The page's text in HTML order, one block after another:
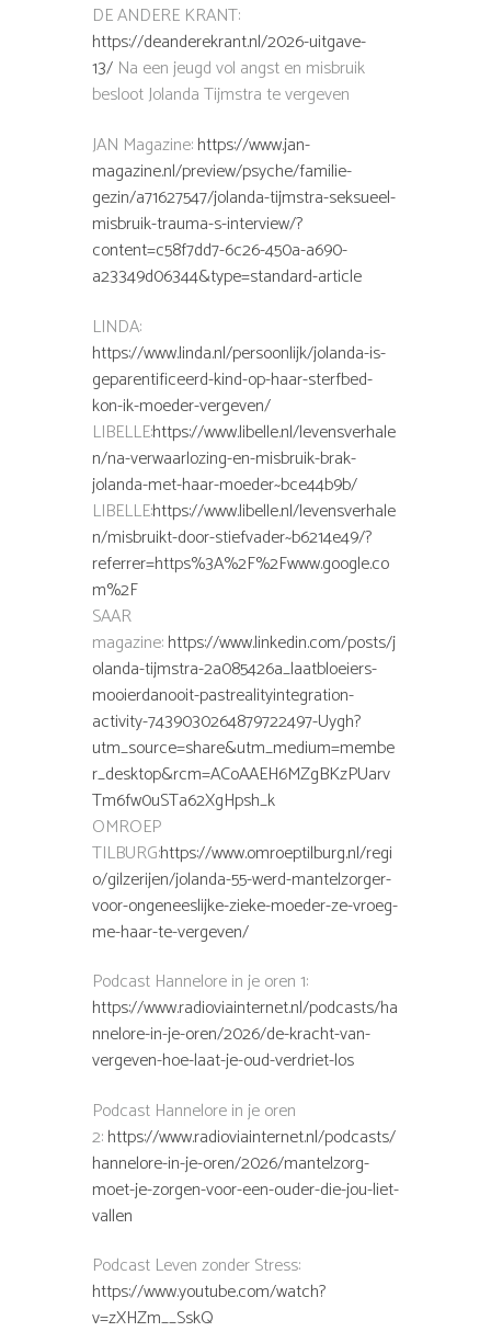
DE ANDERE KRANT:
https://deanderekrant.nl/2026-uitgave-
13/ Na een jeugd vol angst en misbruik
besloot Jolanda Tijmstra te vergeven
JAN Magazine:https://www.jan-
magazine.nl/preview/psyche/familie-
gezin/a71627547/jolanda-tijmstra-seksueel-
misbruik-trauma-s-interview/?
content=c58f7dd7-6c26-450a-a690-
a23349d06344&type=standard-article
LINDA:
https://www.linda.nl/persoonlijk/jolanda-is-
geparentificeerd-kind-op-haar-sterfbed-
kon-ik-moeder-vergeven/
LIBELLE:https://www.libelle.nl/levensverhale
n/na-verwaarlozing-en-misbruik-brak-
jolanda-met-haar-moeder~bce44b9b/
LIBELLE:https://www.libelle.nl/levensverhale
n/misbruikt-door-stiefvader~b6214e49/?
referrer=https%3A%2F%2Fwww.google.co
m%2F
SAAR
magazine:https://www.linkedin.com/posts/j
olanda-tijmstra-2a085426a_laatbloeiers-
mooierdanooit-pastrealityintegration-
activity-7439030264879722497-Uygh?
utm_source=share&utm_medium=membe
r_desktop&rcm=ACoAAEH6MZgBKzPUarv
Tm6fw0uSTa62XgHpsh_k
OMROEP
TILBURG:https://www.omroeptilburg.nl/regi
o/gilzerijen/jolanda-55-werd-mantelzorger-
voor-ongeneeslijke-zieke-moeder-ze-vroeg-
me-haar-te-vergeven/
Podcast Hannelore in je oren 1:
https://www.radioviainternet.nl/podcasts/ha
nnelore-in-je-oren/2026/de-kracht-van-
vergeven-hoe-laat-je-oud-verdriet-los
Podcast Hannelore in je oren
2:https://www.radioviainternet.nl/podcasts/
hannelore-in-je-oren/2026/mantelzorg-
moet-je-zorgen-voor-een-ouder-die-jou-liet-
vallen
Podcast Leven zonder Stress:
https://www.youtube.com/watch?
v=zXHZm__SskQ